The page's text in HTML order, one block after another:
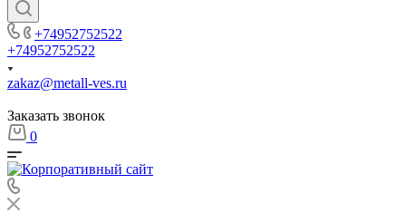
+74952752522
+74952752522
zakaz@metall-ves.ru
Заказать звонок
0